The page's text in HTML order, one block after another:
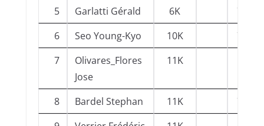
5 Garlatti Gérald 6K
73Ch
6
Seo Young-Kyo 10K
74An
7
Olivares_Flores
Jose
11K
8 Bardel Stephan 11K
74An